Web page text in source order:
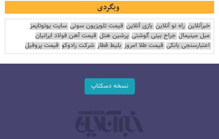
وبگردی
خبرآنلاین راه نو آنلاین بازی آنلاین قیمت تلویزیون سونی سایت یوتوتایمز
مبل مینیمال جراح بینی گوشتی پرشین هتل قیمت آهن فولاد ایرانیان
اعتبارسنجی بانکی قیمت طلا امروز بلیط قطار شرکت رادوکو قیمت پروفیل
نسخه دسکتاپ